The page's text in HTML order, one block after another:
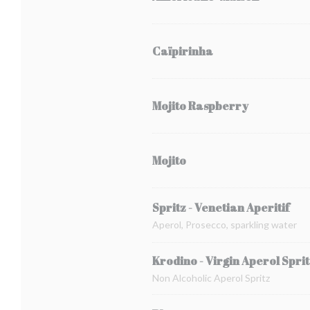
Caïpirinha
Mojito Raspberry
Mojito
Spritz - Venetian Aperitif
Aperol, Prosecco, sparkling water
Krodino - Virgin Aperol
Non Alcoholic Aperol Spritz